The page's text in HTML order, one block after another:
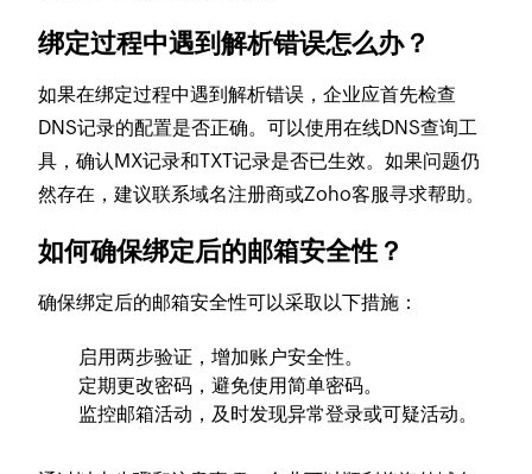
绑定过程中遇到解析错误怎么办？
如果在绑定过程中遇到解析错误，企业应首先检查
DNS记录的配置是否正确。可以使用在线DNS查询工
具，确认MX记录和TXT记录是否已生效。如果问题仍
然存在，建议联系域名注册商或Zoho客服寻求帮助。
如何确保绑定后的邮箱安全性？
确保绑定后的邮箱安全性可以采取以下措施：
启用两步验证，增加账户安全性。
定期更改密码，避免使用简单密码。
监控邮箱活动，及时发现异常登录或可疑活动。